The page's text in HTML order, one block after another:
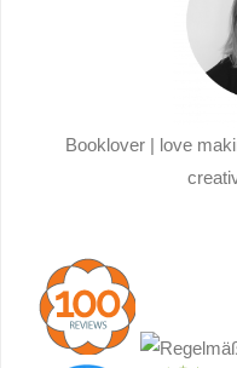
Booklover | love